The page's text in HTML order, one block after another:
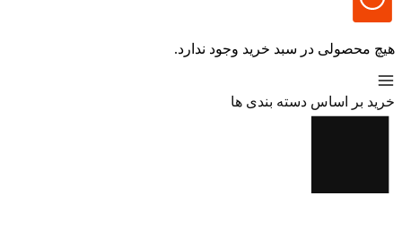
هیچ محصولی در سبد خرید وجود ندارد.
خرید بر اساس دسته بندی ها